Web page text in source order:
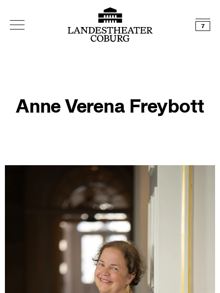
7
Anne Verena Freybott